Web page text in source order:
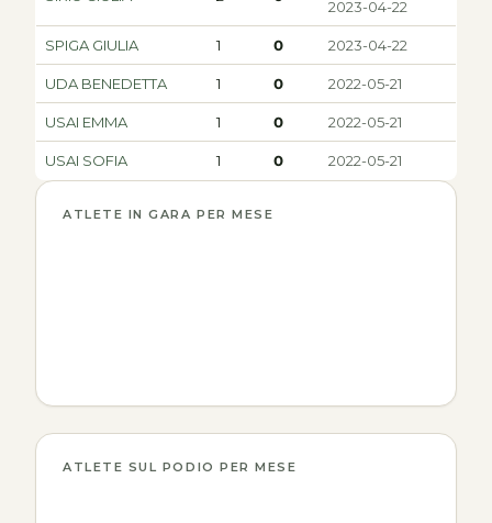
2023-04-22
SPIGA GIULIA 1 0 2023-04-22
UDA BENEDETTA 1 0 2022-05-21
USAI EMMA 1 0 2022-05-21
USAI SOFIA 1 0 2022-05-21
ATLETE IN GARA PER MESE
ATLETE SUL PODIO PER MESE